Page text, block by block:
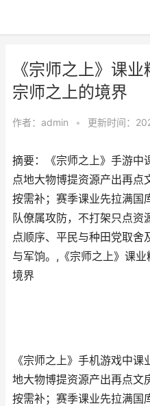
《宗师之上》课
宗师之上的境界
作者： admin • 更新时间：
摘要：《宗师之上》手游中
点地大物博提资源产出再点
按需补；赛季课业先拉满国
队僚属攻防，不打架只点资
点顺序、平民与种田党取舍
与军饷。,《宗师之上》课
境界
《宗师之上》手机游戏中
地大物博提资源产出再点文
按需补；赛季课业先拉满国